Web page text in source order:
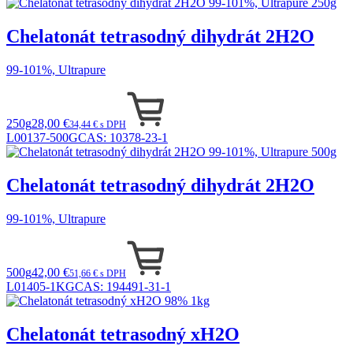
Chelatonát tetrasodný dihydrát 2H2O
99-101%, Ultrapure
250g28,00 €34,44 € s DPH
L00137-500GCAS: 10378-23-1
Chelatonát tetrasodný dihydrát 2H2O
99-101%, Ultrapure
500g42,00 €51,66 € s DPH
L01405-1KGCAS: 194491-31-1
Chelatonát tetrasodný xH2O